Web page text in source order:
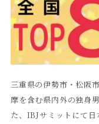
三重県の伊勢市・松阪
摩を含む県内外の独身
た、IBJサミットにて